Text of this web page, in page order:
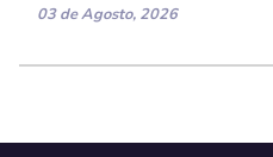
03 de Agosto, 2026